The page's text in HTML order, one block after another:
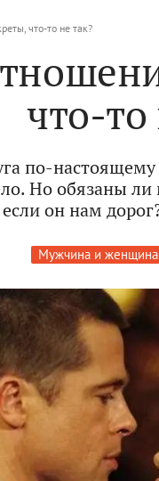
что-то не так?
что-то
по-
Но обязаны
он нам
Мужчина и женщина